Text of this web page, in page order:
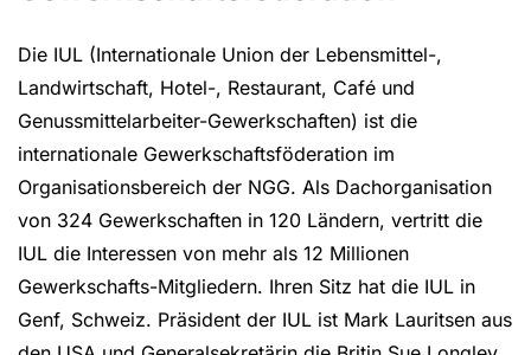
Die IUL (Internationale Union der Lebensmittel-,
Landwirtschaft, Hotel-, Restaurant, Café und
Genussmittelarbeiter-Gewerkschaften) ist die
internationale Gewerkschaftsföderation im
Organisationsbereich der NGG. Als Dachorganisation
von 324 Gewerkschaften in 120 Ländern, vertritt die
IUL die Interessen von mehr als 12 Millionen
Gewerkschafts-Mitgliedern. Ihren Sitz hat die IUL in
Genf, Schweiz. Präsident der IUL ist Mark Lauritsen aus